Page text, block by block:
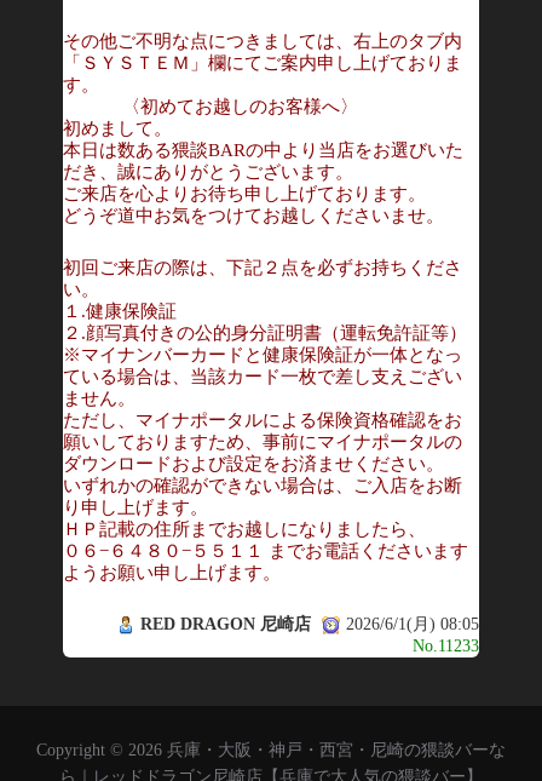
その他ご不明な点につきましては、右上のタブ内
「ＳＹＳＴＥＭ」欄にてご案内申し上げておりま
す。
〈初めてお越しのお客様へ〉
初めまして。
本日は数ある猥談BARの中より当店をお選びいた
だき、誠にありがとうございます。
ご来店を心よりお待ち申し上げております。
どうぞ道中お気をつけてお越しくださいませ。
初回ご来店の際は、下記２点を必ずお持ちくださ
い。
１.健康保険証
２.顔写真付きの公的身分証明書（運転免許証等）
※マイナンバーカードと健康保険証が一体となっ
ている場合は、当該カード一枚で差し支えござい
ません。
ただし、マイナポータルによる保険資格確認をお
願いしておりますため、事前にマイナポータルの
ダウンロードおよび設定をお済ませください。
いずれかの確認ができない場合は、ご入店をお断
り申し上げます。
ＨＰ記載の住所までお越しになりましたら、
０６−６４８０−５５１１ までお電話くださいます
ようお願い申し上げます。
RED DRAGON 尼崎店
2026/6/1(月) 08:05
No.11233
Copyright © 2026 兵庫・大阪・神戸・西宮・尼崎の猥談バーな
ら｜レッドドラゴン尼崎店【兵庫で大人気の猥談バー】